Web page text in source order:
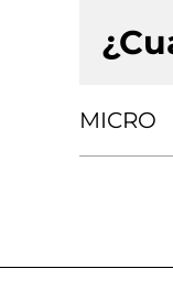
MICRO